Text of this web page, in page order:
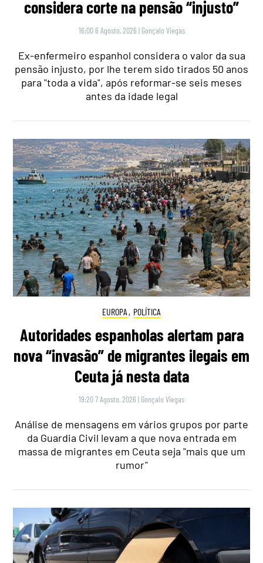
considera corte na pensão “injusto”
16:00 6 Agosto, 2026 | Gonçalo Viegas
Ex-enfermeiro espanhol considera o valor da sua
pensão injusto, por lhe terem sido tirados 50 anos
para "toda a vida", após reformar-se seis meses
antes da idade legal
EUROPA , POLÍTICA
Autoridades espanholas alertam para
nova “invasão” de migrantes ilegais em
Ceuta já nesta data
19:20 7 Agosto, 2026 | Gonçalo Viegas
Análise de mensagens em vários grupos por parte
da Guardia Civil levam a que nova entrada em
massa de migrantes em Ceuta seja "mais que um
rumor"